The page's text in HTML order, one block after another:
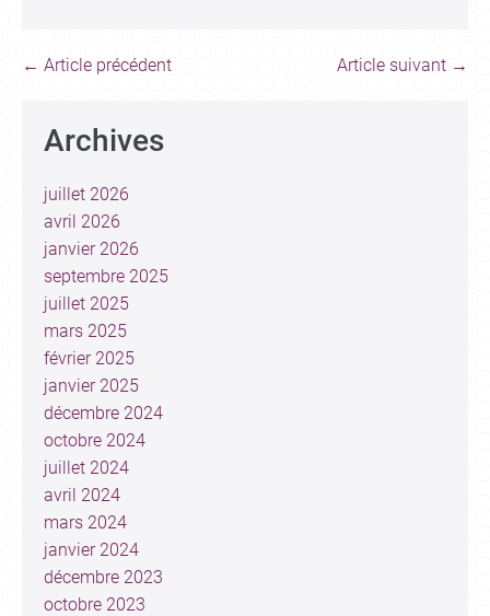
← Article précédent Article suivant →
Archives
juillet 2026
avril 2026
janvier 2026
septembre 2025
juillet 2025
mars 2025
février 2025
janvier 2025
décembre 2024
octobre 2024
juillet 2024
avril 2024
mars 2024
janvier 2024
décembre 2023
octobre 2023